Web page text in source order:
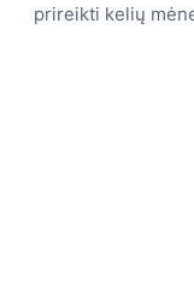
prireikti kelių